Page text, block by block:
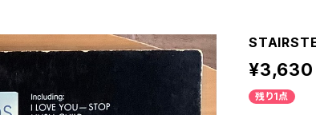
¥3,630
残り1点